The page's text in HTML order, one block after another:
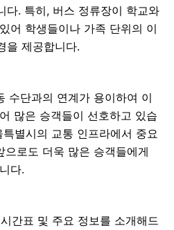
다. 특히, 버스 정류장이 학교와
어 학생들이나 가족 단위의 이
을 제공합니다.
수단과의 연계가 용이하여 이
많은 승객들이 선호하고 있습
별시의 교통 인프라에서 중요
로도 더욱 많은 승객들에게
다.
간표 및 주요 정보를 소개해드